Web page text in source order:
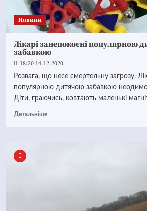
Новини
Лікарі занепокоєні популярною
забавкою
18:20 14.12.2020
Розвага, що несе смертельну загрозу.
популярною дитячою забавкою
Діти, граючись, ковтають маленькі
Детальніше